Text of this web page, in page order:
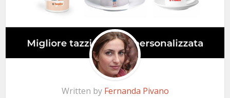
Written by Fernanda Pivano